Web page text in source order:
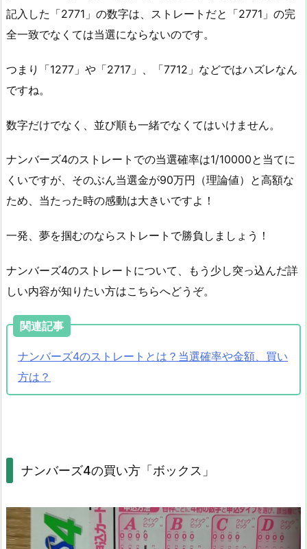
記入した「2771」の数字は、ストレートだと「2771」の完
全一致でなくては当選にならないのです。
つまり「1277」や「2717」、「7712」などではハズレなん
ですね。
数字だけでなく、並び順も一緒でなくてはいけません。
ナンバーズ4のストレートでの当選確率は1/10000と当てに
くいですが、そのぶん当選金が90万円（理論値）と高額な
ため、当たった時の感動は大きいですよ！
一発、夢を掴むのならストレートで勝負しましょう！
ナンバーズ4のストレートについて、もう少し突っ込んだ詳
しい内容が知りたい方はこちらへどうぞ。
関連記事
ナンバーズ4のストレートとは？当選確率や金額、買い
方は？
ナンバーズ4の買い方「ボックス」